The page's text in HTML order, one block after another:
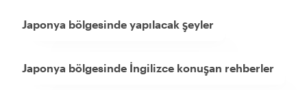
Japonya bölgesinde yapılacak şeyler
Japonya bölgesinde İngilizce konuşan rehberler